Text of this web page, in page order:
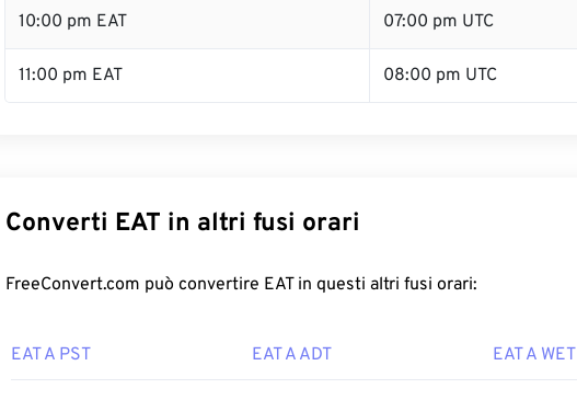
10:00 pm EAT 07:00 pm UTC
11:00 pm EAT 08:00 pm UTC
Converti EAT in altri fusi orari
FreeConvert.com può convertire EAT in questi altri fusi orari:
EAT A PST EAT A ADT EAT A WET